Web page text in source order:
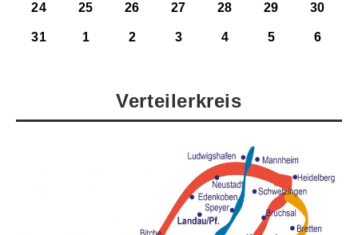
24 25 26 27 28 29 30
31 1 2 3 4 5 6
Verteilerkreis